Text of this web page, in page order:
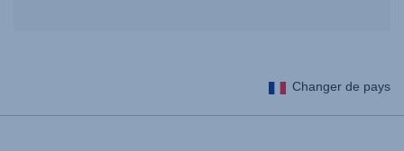
Changer de pays